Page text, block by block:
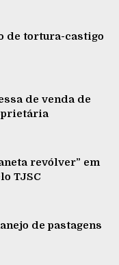
de tortura-castigo
de venda de
revólver” em
TJSC
de pastagens